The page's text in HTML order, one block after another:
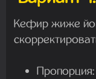
Кефир жиже